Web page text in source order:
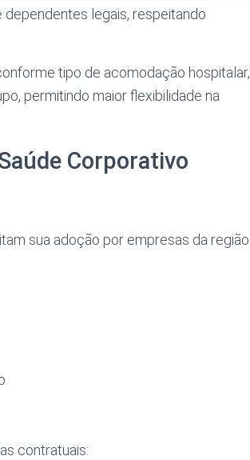
dependentes legais, respeitando
tipo de acomodação hospitalar,
permitindo maior flexibilidade na
Corporativo
sua adoção por empresas da região.
contratuais: